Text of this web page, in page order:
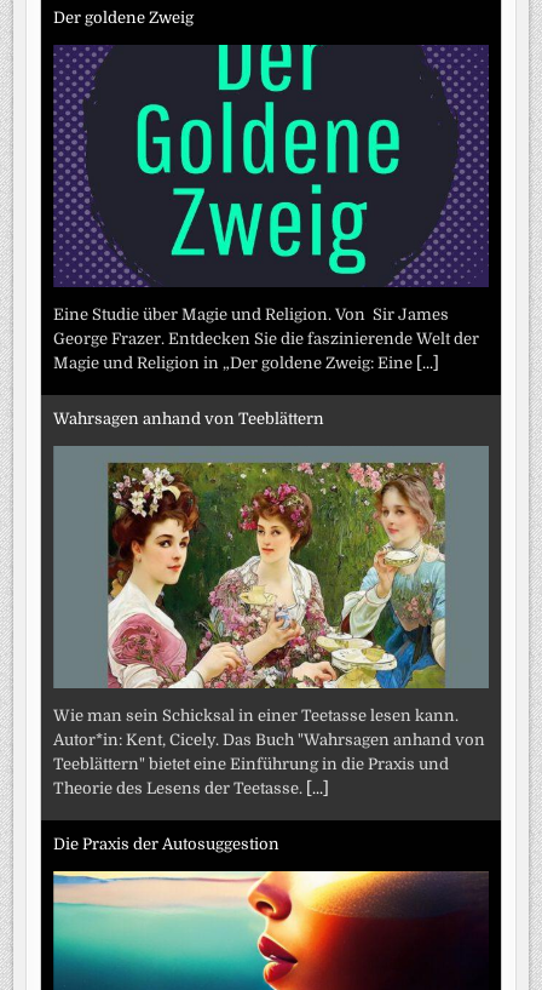
Der goldene Zweig
Eine Studie über Magie und Religion. Von Sir James
George Frazer. Entdecken Sie die faszinierende Welt der
Magie und Religion in „Der goldene Zweig: Eine [...]
Wahrsagen anhand von Teeblättern
Wie man sein Schicksal in einer Teetasse lesen kann.
Autor*in: Kent, Cicely. Das Buch "Wahrsagen anhand von
Teeblättern" bietet eine Einführung in die Praxis und
Theorie des Lesens der Teetasse. [...]
Die Praxis der Autosuggestion